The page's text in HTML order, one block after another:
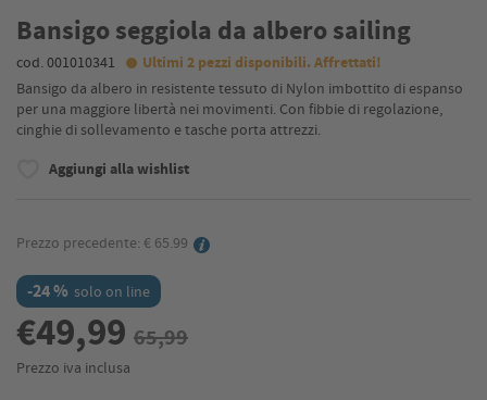
Bansigo seggiola da albero sailing
cod. 001010341 Ultimi 2 pezzi disponibili. Affrettati!
Bansigo da albero in resistente tessuto di Nylon imbottito di espanso
per una maggiore libertà nei movimenti. Con fibbie di regolazione,
cinghie di sollevamento e tasche porta attrezzi.
Aggiungi alla wishlist
Prezzo precedente: € 65.99
€49,99 65,99
-24 % solo on line
Prezzo iva inclusa